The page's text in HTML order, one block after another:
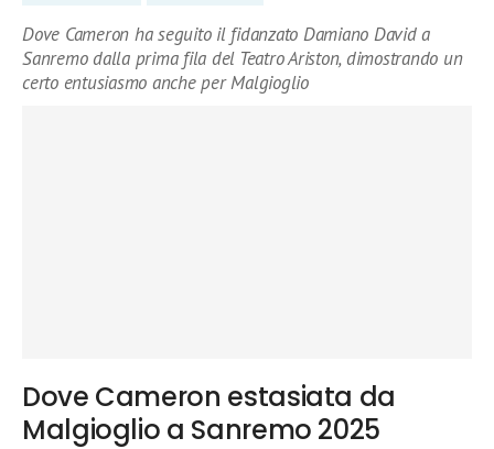
Dove Cameron ha seguito il fidanzato Damiano David a
Sanremo dalla prima fila del Teatro Ariston, dimostrando un
certo entusiasmo anche per Malgioglio
Dove Cameron estasiata da
Malgioglio a Sanremo 2025